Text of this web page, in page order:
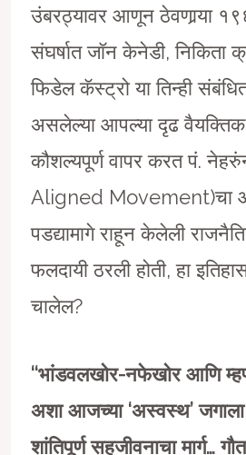
उंबरठ्यावर आणून ठेवणार्‍या
संघर्षात जाॅन केनेडी, निकिता
फिडेल कॅस्ट्रो या तिन्ही
असलेल्या आपल्या दृढ
कौशल्यपूर्ण वापर करत पं.
Aligned Movement)चा
पडद्यामागे राहून केलेली
फलदायी ठरली होती, हा
चालेल?
‘‘भांडवलखोर-नफेखोर आणि
अशा आजच्या ‘अस्वस्थ’ जगाला
शांतिपूर्ण सहजीवनाचा मार्ग…